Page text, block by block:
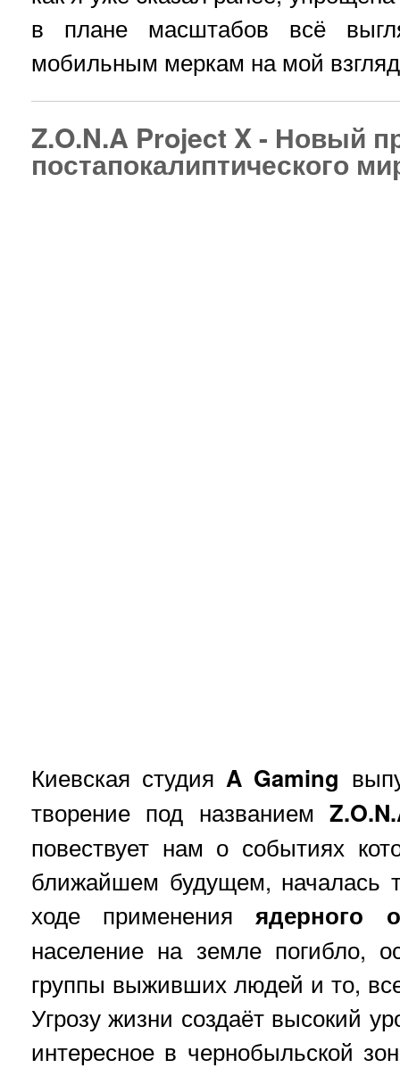
в плане масштабов всё
мобильным меркам на мой
Z.O.N.A Project X - Новый
постапокалиптического
Киевская студия A Gaming
творение под названием
повествует нам о событиях
ближайшем будущем, началась
ходе примененияядерного
население на земле погибло,
группы выживших людей и то,
Угрозу жизни создаёт высокий
интересное в чернобыльской